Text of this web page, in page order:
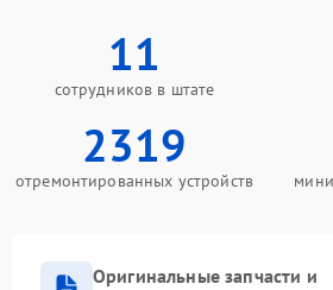
11
сотрудников в штате
2319
отремонтированных устройств
Оригинальные запчасти и